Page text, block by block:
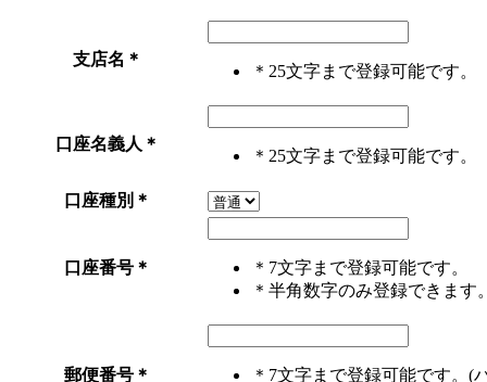
支店名 ＊
＊25文字まで登録可能です。
口座名義人 ＊
＊25文字まで登録可能です。
口座種別 ＊
口座番号 ＊
＊7文字まで登録可能です。
＊半角数字のみ登録できます
郵便番号 ＊
＊7文字まで登録可能です。(